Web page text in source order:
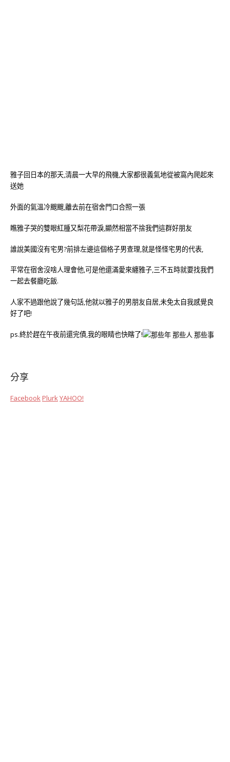
雅子回日本的那天,清晨一大早的飛機,大家都很義氣地從被窩內爬起來
送她
外面的氣溫冷颼颼,離去前在宿舍門口合照一張
瞧雅子哭的雙眼紅腫又梨花帶淚,顯然相當不捨我們這群好朋友
誰說美國沒有宅男?前排左邊這個格子男查理,就是怪怪宅男的代表,
平常在宿舍沒啥人理會他,可是他還滿愛來纏雅子,三不五時就要找我們
一起去餐廳吃飯.
人家不過跟他說了幾句話,他就以雅子的男朋友自居,未免太自我感覺良
好了吧!
ps.終於趕在午夜前還完債,我的眼睛也快瞎了!
分享
FacebookPlurkYAHOO!